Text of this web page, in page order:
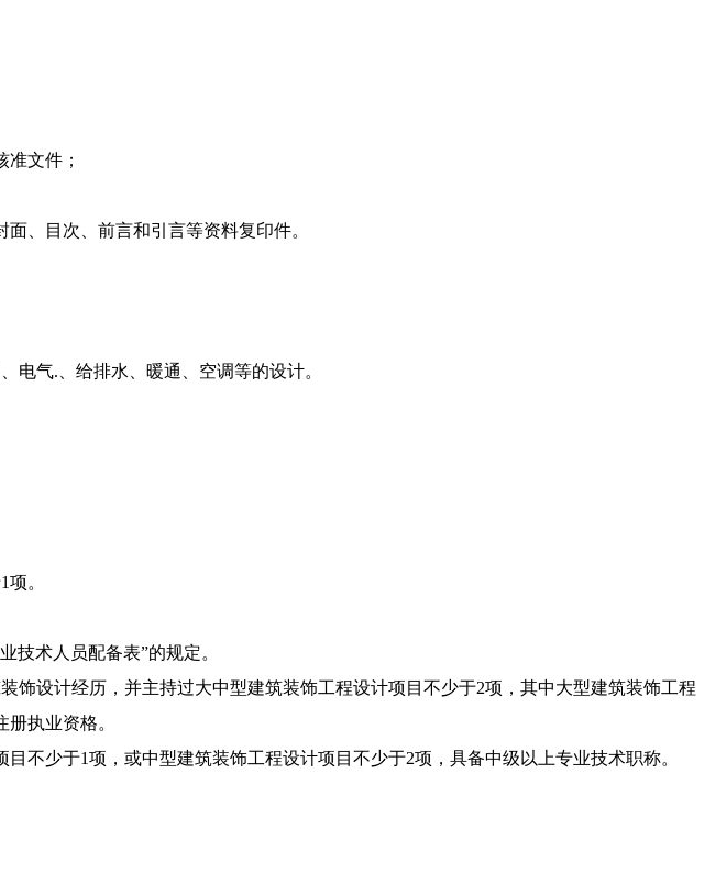
文件；
、目次、前言和引言等资料复印件。
电气.、给排水、暖通、空调等的设计。
。
技术人员配备表”的规定。
饰设计经历，并主持过大中型建筑装饰工程设计项目不少于2项，其中大型建筑装饰工程
执业资格。
不少于1项，或中型建筑装饰工程设计项目不少于2项，具备中级以上专业技术职称。